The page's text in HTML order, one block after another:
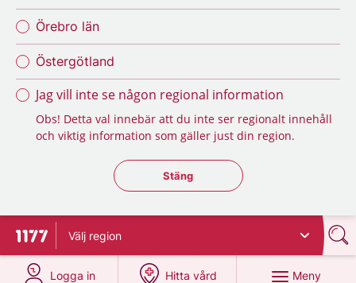
Örebro län
Östergötland
Jag vill inte se någon regional information
Obs! Detta val innebär att du inte ser regionalt innehåll
och viktig information som gäller just din region.
Stäng regionsväljaren
Stäng
Till startsidan för 1177
Välj region
Logga in
på 1177.se
Hitta vård
på 1177.se
Meny